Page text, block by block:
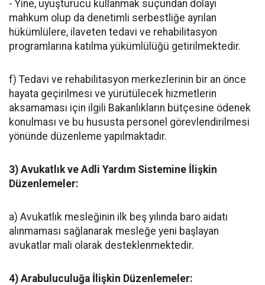
- Yine, uyuşturucu kullanmak suçundan dolayı
mahkum olup da denetimli serbestliğe ayrılan
hükümlülere, ilaveten tedavi ve rehabilitasyon
programlarına katılma yükümlülüğü getirilmektedir.
f) Tedavi ve rehabilitasyon merkezlerinin bir an önce
hayata geçirilmesi ve yürütülecek hizmetlerin
aksamaması için ilgili Bakanlıkların bütçesine ödenek
konulması ve bu hususta personel görevlendirilmesi
yönünde düzenleme yapılmaktadır.
3) Avukatlık ve Adli Yardım Sistemine İlişkin
Düzenlemeler:
a) Avukatlık mesleğinin ilk beş yılında baro aidatı
alınmaması sağlanarak mesleğe yeni başlayan
avukatlar mali olarak desteklenmektedir.
4) Arabuluculuğa İlişkin Düzenlemeler: